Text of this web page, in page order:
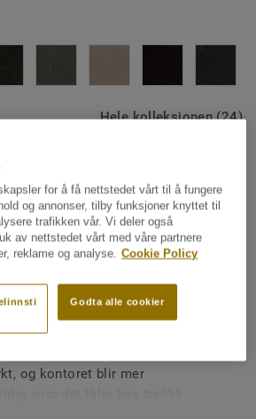
Hele kolleksjonen (24)
B023 9013
unikt, strukturert produkt som gjør ditt
og kontoret blir mer
Arcade skaper et unikt og svært
for å få nettstedet vårt til å fungere
og annonser, tilby funksjoner knyttet til
trafikken vår. Vi deler også
av nettstedet vårt med våre partnere
reklame og analyse. Cookie Policy
Godta alle cookier